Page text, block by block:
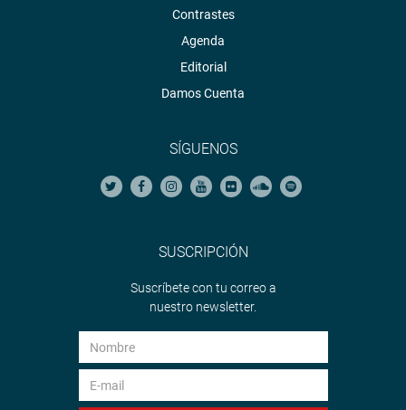
Contrastes
Agenda
Editorial
Damos Cuenta
SÍGUENOS
SUSCRIPCIÓN
Suscríbete con tu correo a
nuestro newsletter.